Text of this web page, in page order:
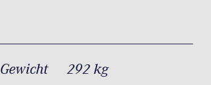
Gewicht 292 kg